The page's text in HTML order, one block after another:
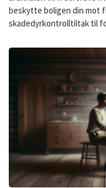
beskytte boligen din mot
skadedyrkontrolltiltak til